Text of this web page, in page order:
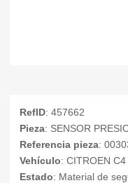
RefID: 457662
Pieza: SENSOR
Referencia pieza:
Vehículo: CITROEN
Estado: Material de